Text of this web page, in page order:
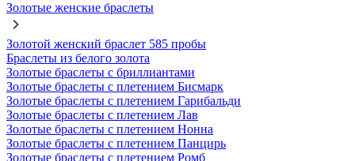
Золотые женские браслеты
Золотой женский браслет 585 пробы
Браслеты из белого золота
Золотые браслеты с бриллиантами
Золотые браслеты с плетением Бисмарк
Золотые браслеты с плетением Гарибальди
Золотые браслеты с плетением Лав
Золотые браслеты с плетением Нонна
Золотые браслеты с плетением Панцирь
Золотые браслеты с плетением Ромб